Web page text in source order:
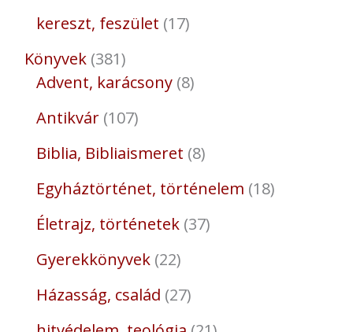
kereszt, feszület 17
Könyvek 381
Advent, karácsony 8
Antikvár 107
Biblia, Bibliaismeret 8
Egyháztörténet, történelem 18
Életrajz, történetek 37
Gyerekkönyvek 22
Házasság, család 27